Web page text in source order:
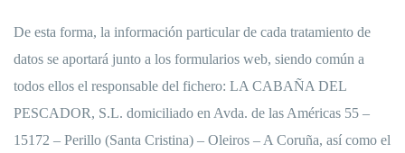
De esta forma, la información particular de cada tratamiento de
datos se aportará junto a los formularios web, siendo común a
todos ellos el responsable del fichero: LA CABAÑA DEL
PESCADOR, S.L. domiciliado en Avda. de las Américas 55 –
15172 – Perillo (Santa Cristina) – Oleiros – A Coruña, así como el